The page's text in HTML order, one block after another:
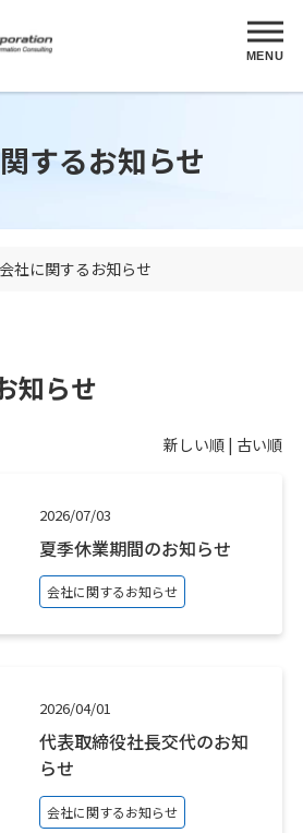
MENU
するお知らせ
会社に関するお知らせ
知らせ
新しい順 | 古い順
2026/07/03
夏季休業期間のお知らせ
会社に関するお知らせ
2026/04/01
代表取締役社長交代のお知
らせ
会社に関するお知らせ